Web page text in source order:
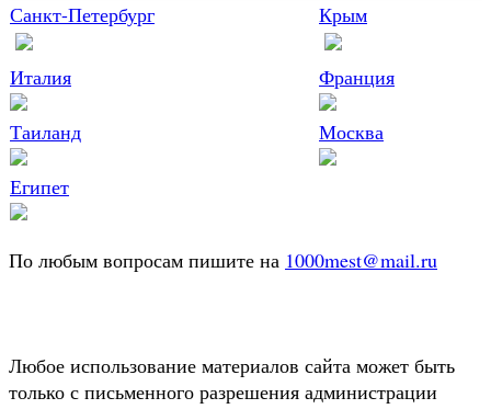
Санкт-Петербург Крым
Италия Франция
Таиланд Москва
Египет
По любым вопросам пишите на 1000mest@mail.ru
Любое использование материалов сайта может быть
только с письменного разрешения администрации